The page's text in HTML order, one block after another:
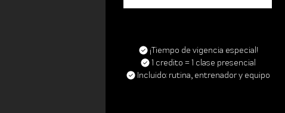
¡Tiempo de vigencia especial!
1 credito = 1 clase presencial
Incluido: rutina, entrenador y equipo